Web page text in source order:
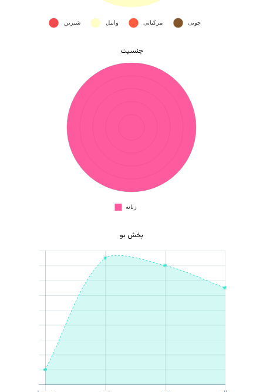
هیچ محصولی در سبد خرید نیست.
بازگشت به فروشگاه
جنسیت
پخش بو